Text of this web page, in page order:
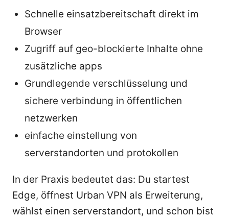
Schnelle einsatzbereitschaft direkt im
Browser
Zugriff auf geo-blockierte Inhalte ohne
zusätzliche apps
Grundlegende verschlüsselung und
sichere verbindung in öffentlichen
netzwerken
einfache einstellung von
serverstandorten und protokollen
In der Praxis bedeutet das: Du startest
Edge, öffnest Urban VPN als Erweiterung,
wählst einen serverstandort, und schon bist